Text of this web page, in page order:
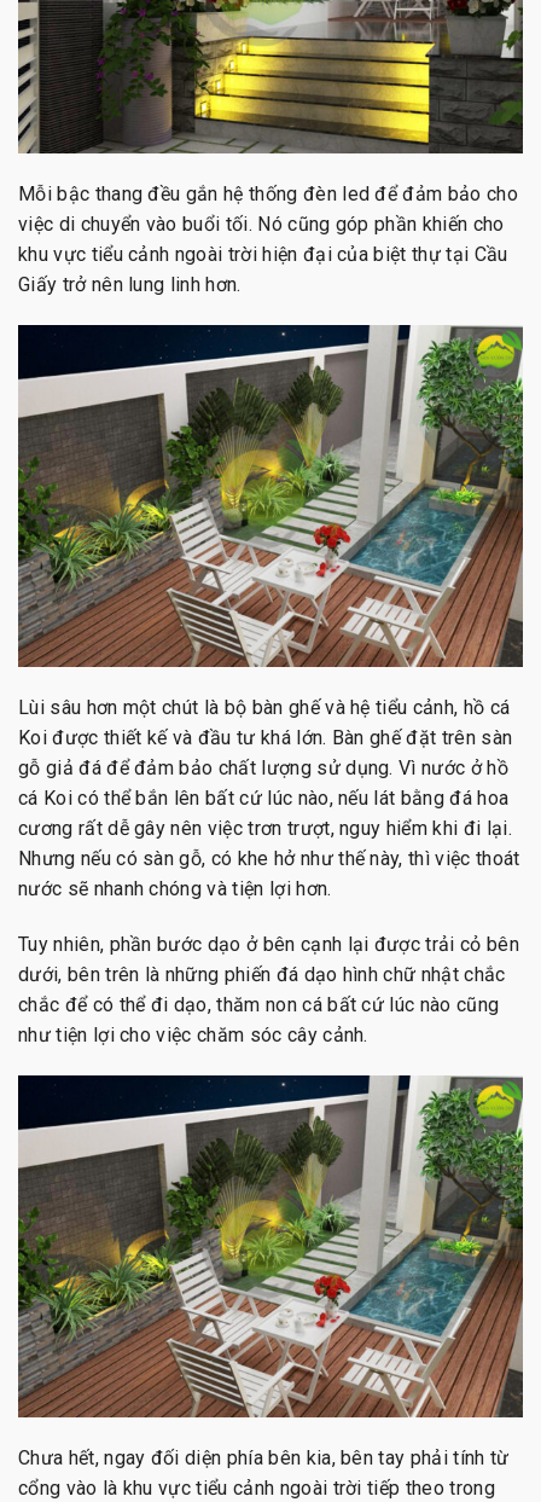
Mỗi bậc thang đều gắn hệ thống đèn led để đảm bảo cho
việc di chuyển vào buổi tối. Nó cũng góp phần khiến cho
khu vực tiểu cảnh ngoài trời hiện đại của biệt thự tại Cầu
Giấy trở nên lung linh hơn.
Lùi sâu hơn một chút là bộ bàn ghế và hệ tiểu cảnh, hồ cá
Koi được thiết kế và đầu tư khá lớn. Bàn ghế đặt trên sàn
gỗ giả đá để đảm bảo chất lượng sử dụng. Vì nước ở hồ
cá Koi có thể bắn lên bất cứ lúc nào, nếu lát bằng đá hoa
cương rất dễ gây nên việc trơn trượt, nguy hiểm khi đi lại.
Nhưng nếu có sàn gỗ, có khe hở như thế này, thì việc thoát
nước sẽ nhanh chóng và tiện lợi hơn.
Tuy nhiên, phần bước dạo ở bên cạnh lại được trải cỏ bên
dưới, bên trên là những phiến đá dạo hình chữ nhật chắc
chắc để có thể đi dạo, thăm non cá bất cứ lúc nào cũng
như tiện lợi cho việc chăm sóc cây cảnh.
Chưa hết, ngay đối diện phía bên kia, bên tay phải tính từ
cổng vào là khu vực tiểu cảnh ngoài trời tiếp theo trong